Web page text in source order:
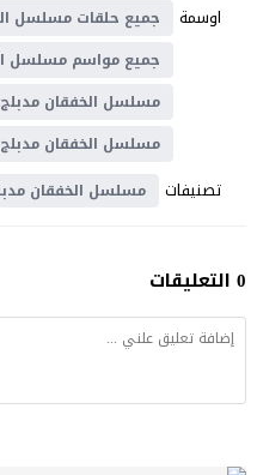
اوسمة
جميع حلقات مسلسل
جميع مواسم مسلسل
مسلسل الخفقان مدبلج
مسلسل الخفقان مدبلج
تصنيفات مسلسل الخفقان
0 التعليقات